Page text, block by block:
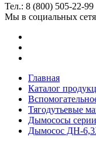
Тел.: 8 (800) 505-22-99
Мы в социальных
Главная
Каталог
Тягодутьевые
Дымососы
Дымосос ДН-